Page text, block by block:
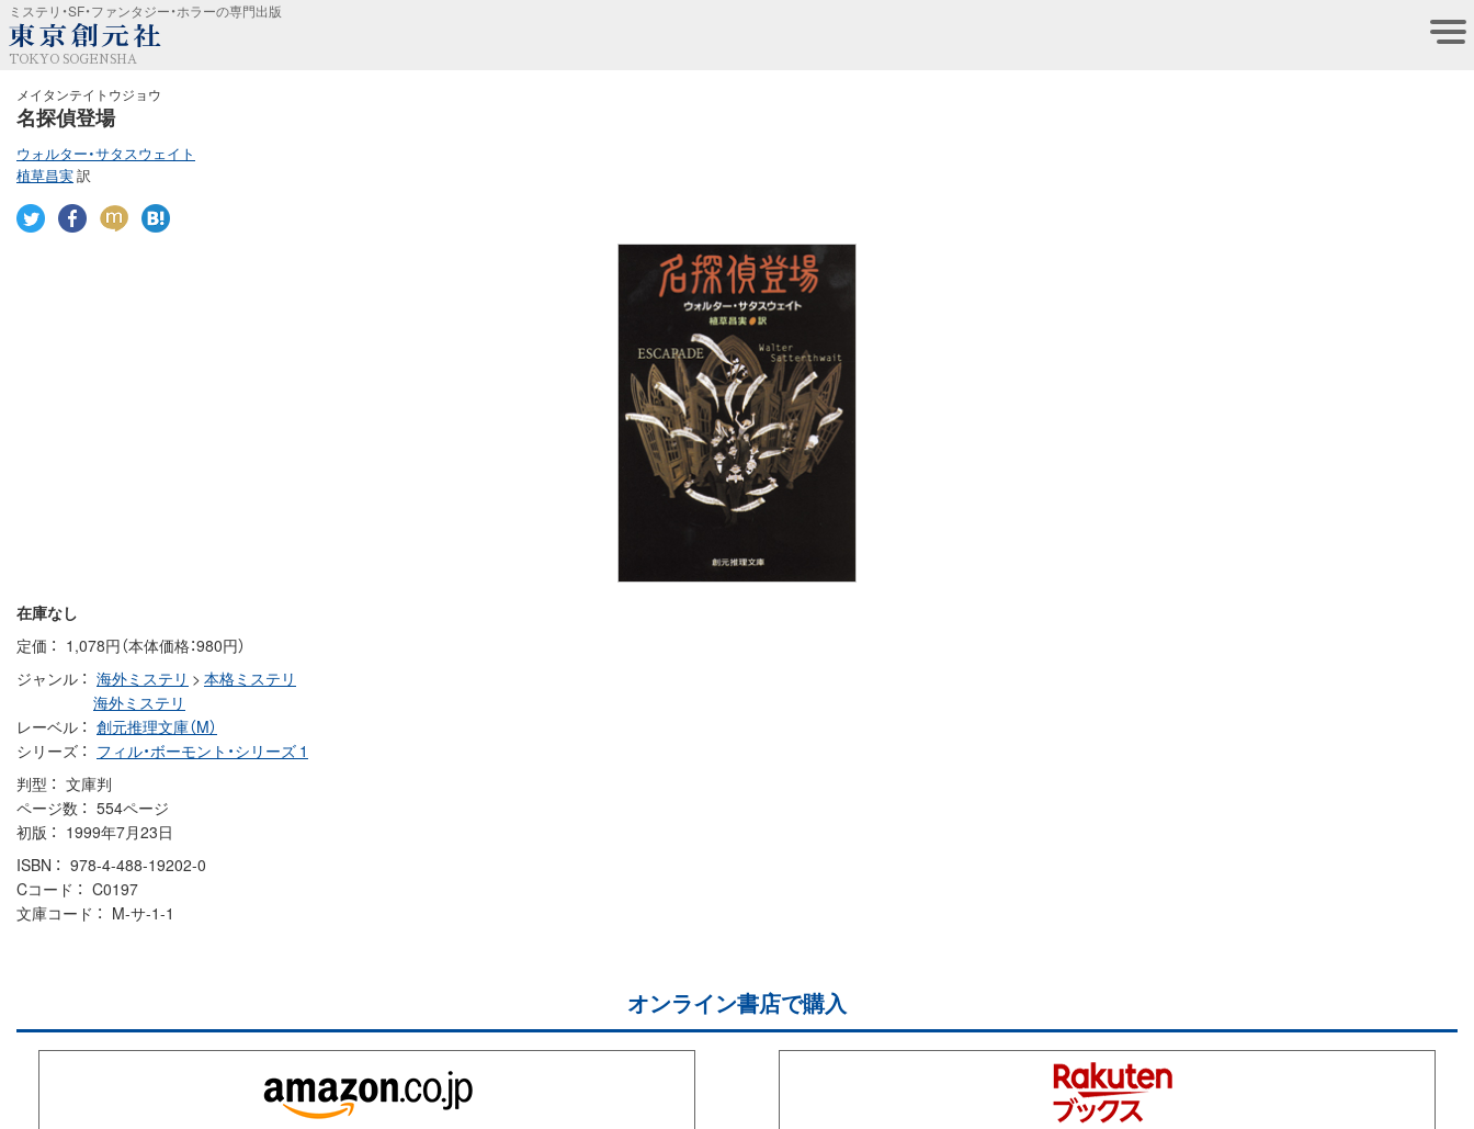
ミステリ・SF・ファンタジー・ホラーの専門出版
TOKYO SOGENSHA
メイタンテイトウジョウ
名探偵登場
ウォルター・サタスウェイト
植草昌実訳
在庫なし
定価
1,078円（本体価格：980円）
ジャンル
海外ミステリ > 本格ミステリ
海外ミステリ
レーベル
創元推理文庫（M）
シリーズ
フィル・ボーモント・シリーズ 1
判型
文庫判
ページ数
554ページ
初版
1999年7月23日
ISBN
978-4-488-19202-0
Cコード
C0197
文庫コード
M-サ-1-1
オンライン書店で購入